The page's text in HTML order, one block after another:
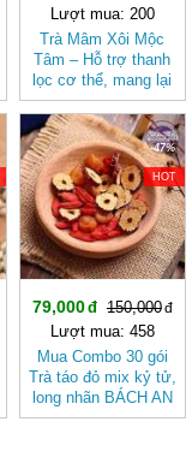
Lượt mua: 200
Trà Mâm Xôi Mộc
Tâm – Hỗ trợ thanh
lọc cơ thể, mang lại
cảm giác nhẹ nhàng
-47%
HOT
79,000
150,000
Lượt mua: 458
Mua Combo 30 gói
Trà táo đỏ mix kỷ tử,
long nhãn BÁCH AN
KHANG - Trà Thảo